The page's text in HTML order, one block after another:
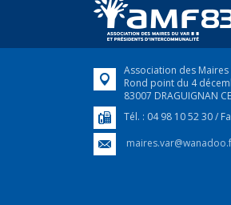
Association des
Rond point du 4
83007 DRAGUIGNAN
Tél. : 04 98 10 52 30 /